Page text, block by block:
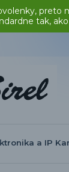
tak,
a IP